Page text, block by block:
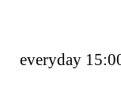
everyday